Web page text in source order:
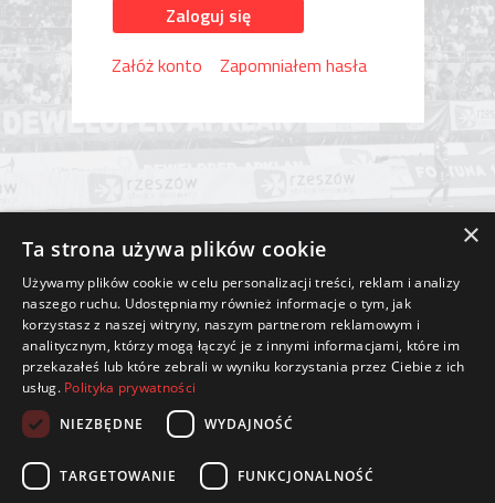
Zaloguj się
Załóż konto
Zapomniałem hasła
×
Ta strona używa plików cookie
Używamy plików cookie w celu personalizacji treści, reklam i analizy
naszego ruchu. Udostępniamy również informacje o tym, jak
korzystasz z naszej witryny, naszym partnerom reklamowym i
analitycznym, którzy mogą łączyć je z innymi informacjami, które im
przekazałeś lub które zebrali w wyniku korzystania przez Ciebie z ich
usług. Polityka prywatności
NIEZBĘDNE
WYDAJNOŚĆ
TARGETOWANIE FUNKCJONALNOŚĆ